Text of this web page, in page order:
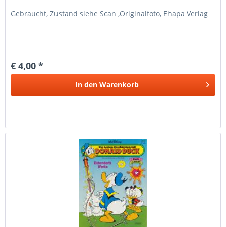
Gebraucht, Zustand siehe Scan ,Originalfoto, Ehapa Verlag
€ 4,00 *
In den Warenkorb